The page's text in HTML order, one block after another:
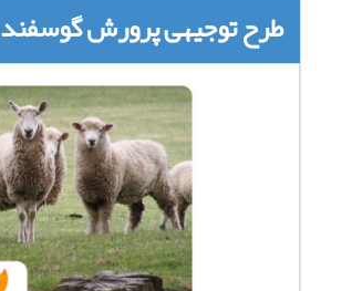
طرح توجیهی پرورش گوسفند